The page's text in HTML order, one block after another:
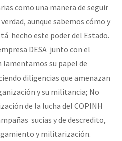
como una manera de seguir
aunque sabemos cómo y
hecho este poder del Estado.
DESA junto con el
su papel de
diligencias que amenazan
y su militancia; No
de la lucha del COPINH
sucias y de descredito,
y militarización.